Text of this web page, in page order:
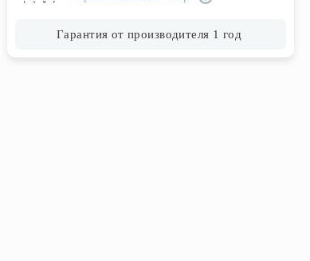
Гарантия от производителя 1 год